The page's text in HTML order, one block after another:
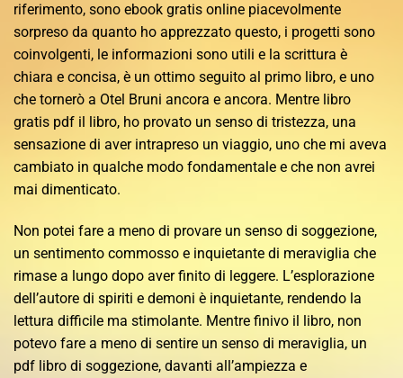
riferimento, sono ebook gratis online piacevolmente
sorpreso da quanto ho apprezzato questo, i progetti sono
coinvolgenti, le informazioni sono utili e la scrittura è
chiara e concisa, è un ottimo seguito al primo libro, e uno
che tornerò a Otel Bruni ancora e ancora. Mentre libro
gratis pdf il libro, ho provato un senso di tristezza, una
sensazione di aver intrapreso un viaggio, uno che mi aveva
cambiato in qualche modo fondamentale e che non avrei
mai dimenticato.
Non potei fare a meno di provare un senso di soggezione,
un sentimento commosso e inquietante di meraviglia che
rimase a lungo dopo aver finito di leggere. L’esplorazione
dell’autore di spiriti e demoni è inquietante, rendendo la
lettura difficile ma stimolante. Mentre finivo il libro, non
potevo fare a meno di sentire un senso di meraviglia, un
pdf libro di soggezione, davanti all’ampiezza e